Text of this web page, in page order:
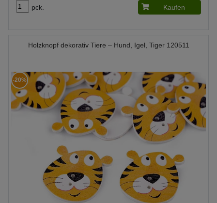
pck. Kaufen
Holzknopf dekorativ Tiere – Hund, Igel, Tiger 120511
-20%